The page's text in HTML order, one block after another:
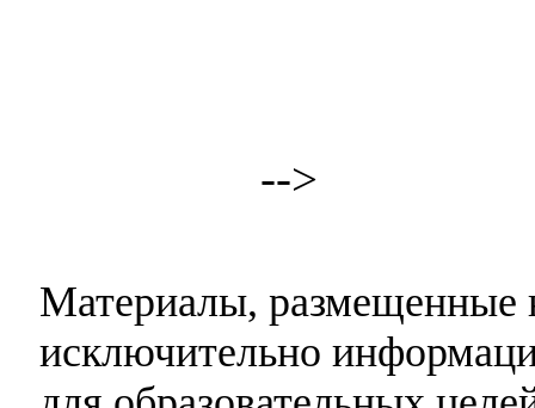
-->
Материалы, размещенные
исключительно